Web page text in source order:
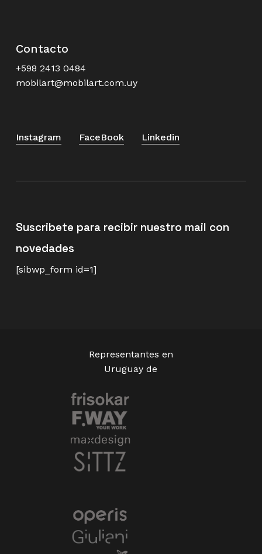
Contacto
+598 2413 0484
mobilart@mobilart.com.uy
Instagram FaceBook Linkedin
Suscribete para recibir nuestro mail con
novedades
[sibwp_form id=1]
Representantes en
Uruguay de